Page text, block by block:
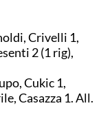
Crivelli 1,
2 (1 rig),
Cukic 1,
Casazza 1. All.